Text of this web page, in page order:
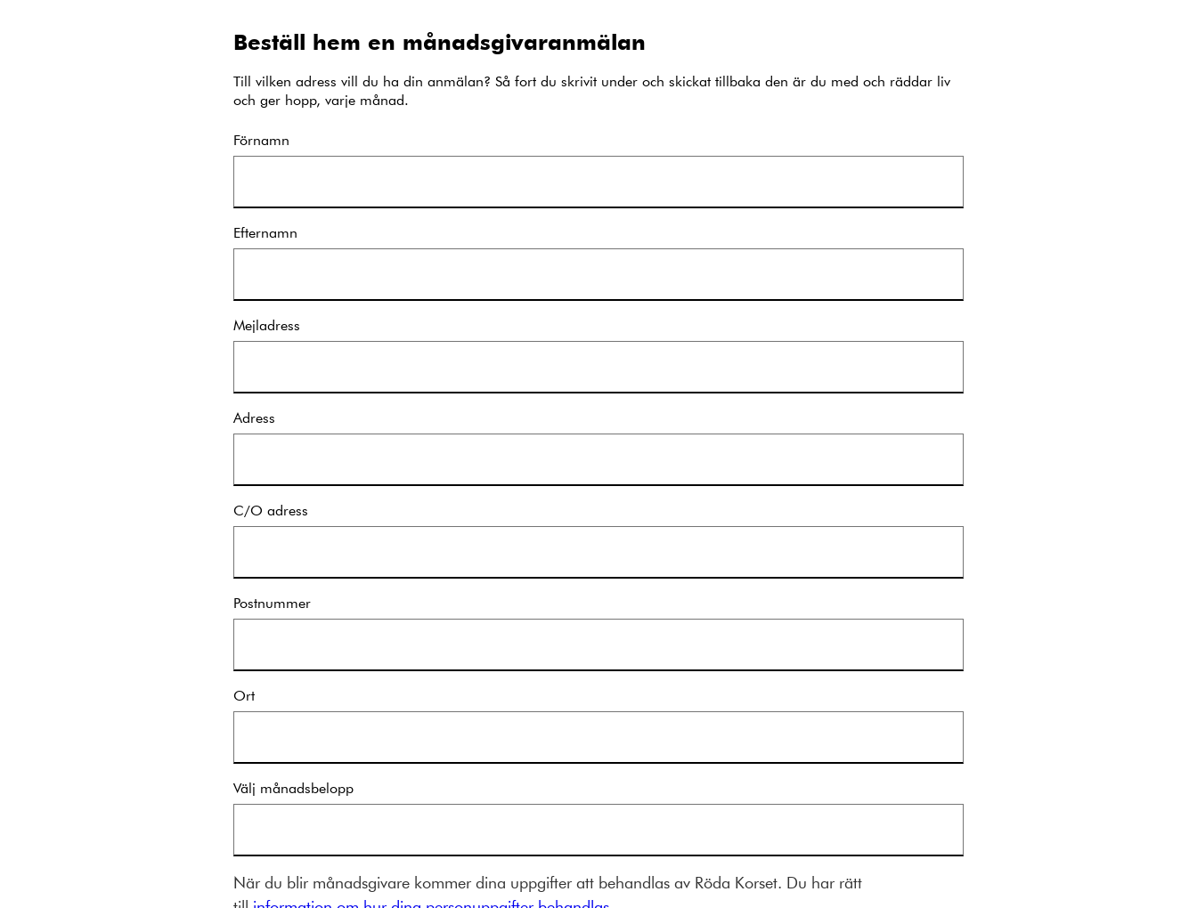
Beställ hem en månadsgivaranmälan
Till vilken adress vill du ha din anmälan? Så fort du skrivit under och skickat tillbaka den är du med och räddar liv
och ger hopp, varje månad.
Förnamn
Efternamn
Mejladress
Adress
C/O adress
Postnummer
Ort
Välj månadsbelopp
När du blir månadsgivare kommer dina uppgifter att behandlas av Röda Korset. Du har rätt